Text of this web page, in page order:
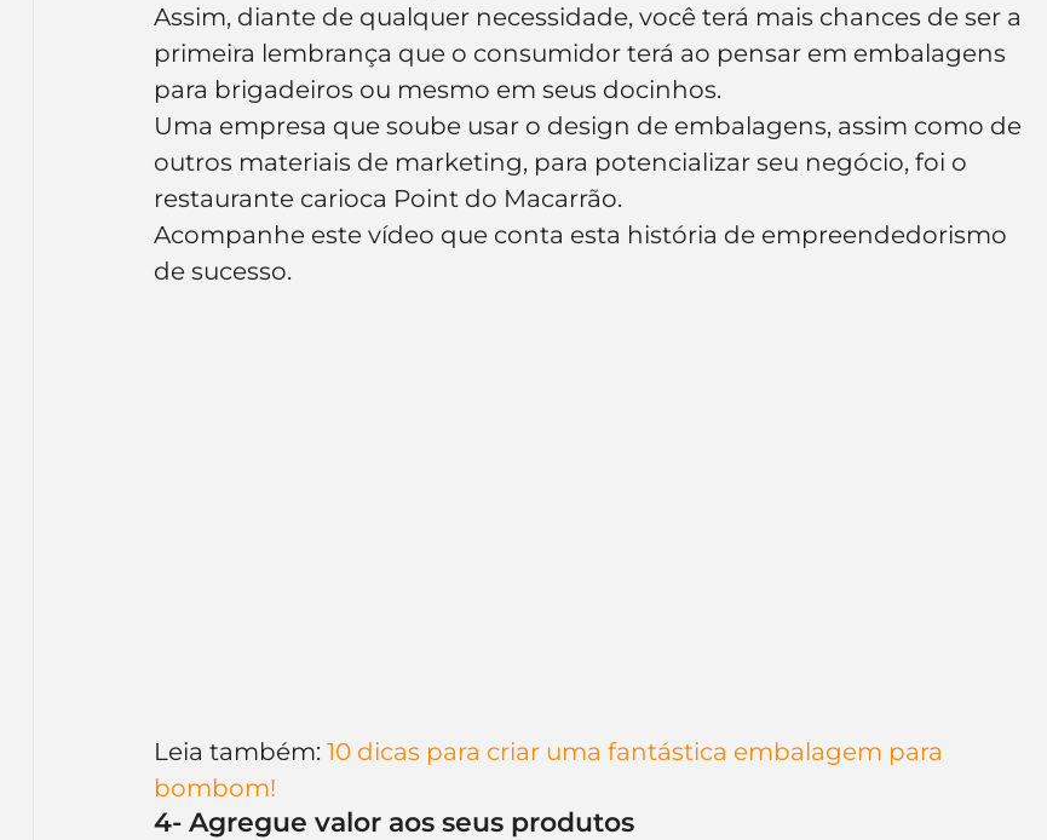
Assim, diante de qualquer necessidade, você terá mais chances de ser a
primeira lembrança que o consumidor terá ao pensar em embalagens
para brigadeiros ou mesmo em seus docinhos.
Uma empresa que soube usar o design de embalagens, assim como de
outros materiais de marketing, para potencializar seu negócio, foi o
restaurante carioca Point do Macarrão.
Acompanhe este vídeo que conta esta história de empreendedorismo
de sucesso.
Leia também: 10 dicas para criar uma fantástica embalagem para
bombom!
4- Agregue valor aos seus produtos